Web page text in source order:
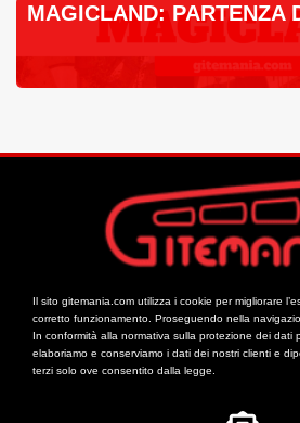
MAGICLAND: PARTENZA
Il sito gitemania.com utilizza i cookie per migliorare
corretto funzionamento. Proseguendo nella
In conformità alla normativa sulla protezione dei dati
elaboriamo e conserviamo i dati dei nostri clienti e
terzi solo ove consentito dalla legge.